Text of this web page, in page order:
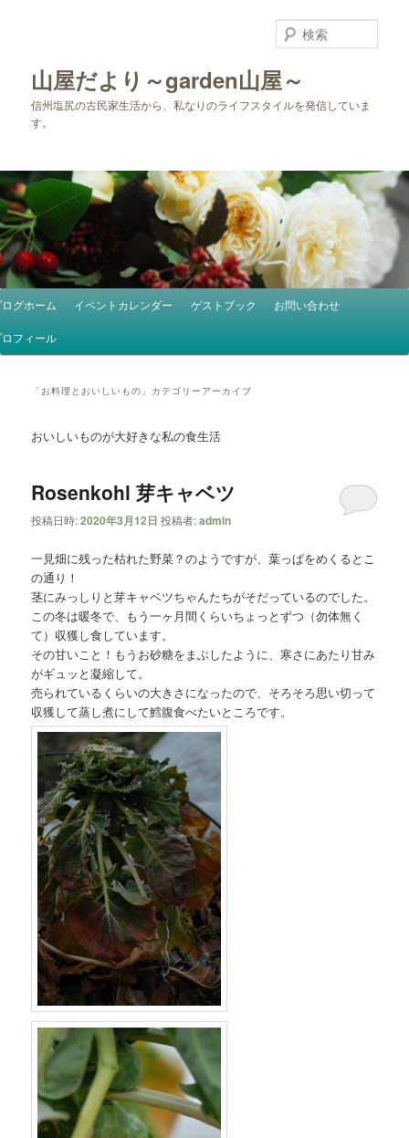
移
動
動
山屋だより～garden山屋～
信州塩尻の古民家生活から、私なりのライフスタイルを発信していま
す。
索
メ
ン
メ
グホーム イベントカレンダー ゲストブック お問い合わせ
フィール
「 お料理とおいしいもの 」カテゴリーアーカイブ
おいしいものが大好きな私の食生活
Rosenkohl 芽キャベツ
投稿日時:2020年3月12日 投稿者:admin
一見畑に残った枯れた野菜？のようですが、葉っぱをめくるとこ
の通り！
茎にみっしりと芽キャベツちゃんたちがそだっているのでした。
この冬は暖冬で、もう一ヶ月間くらいちょっとずつ（勿体無く
て）収獲し食しています。
その甘いこと！もうお砂糖をまぶしたように、寒さにあたり甘み
がギュッと凝縮して。
売られているくらいの大きさになったので、そろそろ思い切って
収獲して蒸し煮にして鱈腹食べたいところです。